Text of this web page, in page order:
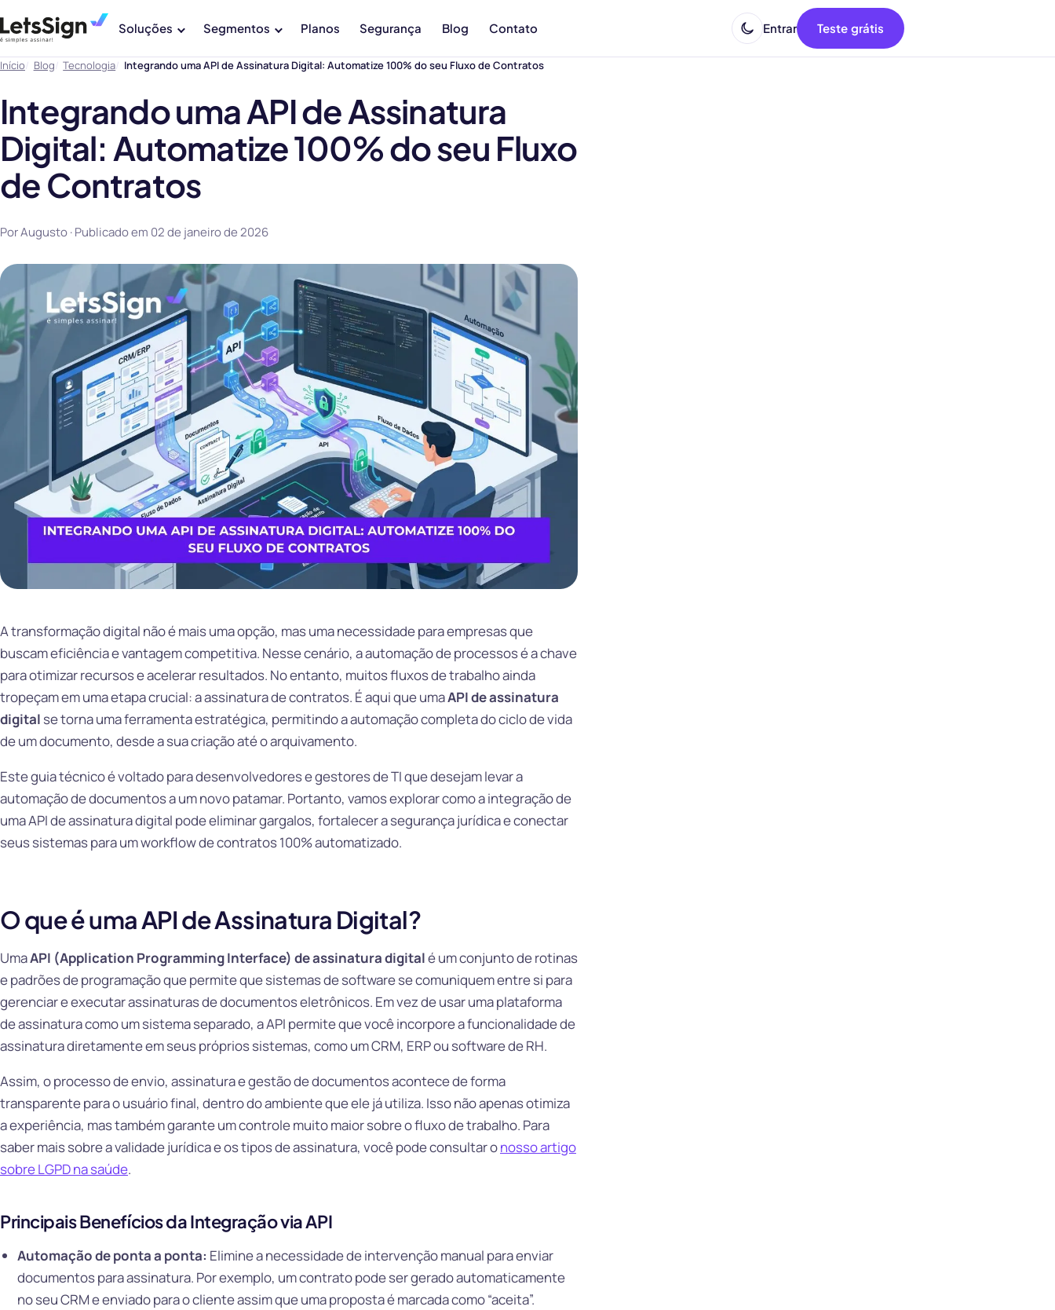
Soluções Segmentos Planos Segurança Blog Contato Entrar Teste grátis
Início Blog Tecnologia Integrando uma API de Assinatura Digital: Automatize 100% do seu Fluxo de Contratos
Integrando uma API de Assinatura
Digital: Automatize 100% do seu Fluxo
de Contratos
Por Augusto · Publicado em 02 de janeiro de 2026
A transformação digital não é mais uma opção, mas uma necessidade para empresas que
buscam eficiência e vantagem competitiva. Nesse cenário, a automação de processos é a chave
para otimizar recursos e acelerar resultados. No entanto, muitos fluxos de trabalho ainda
tropeçam em uma etapa crucial: a assinatura de contratos. É aqui que umaAPI de assinatura
digital se torna uma ferramenta estratégica, permitindo a automação completa do ciclo de vida
de um documento, desde a sua criação até o arquivamento.
Este guia técnico é voltado para desenvolvedores e gestores de TI que desejam levar a
automação de documentos a um novo patamar. Portanto, vamos explorar como a integração de
uma API de assinatura digital pode eliminar gargalos, fortalecer a segurança jurídica e conectar
seus sistemas para um workflow de contratos 100% automatizado.
O que é uma API de Assinatura Digital?
UmaAPI (Application Programming Interface) de assinatura digitalé um conjunto de rotinas
e padrões de programação que permite que sistemas de software se comuniquem entre si para
gerenciar e executar assinaturas de documentos eletrônicos. Em vez de usar uma plataforma
de assinatura como um sistema separado, a API permite que você incorpore a funcionalidade de
assinatura diretamente em seus próprios sistemas, como um CRM, ERP ou software de RH.
Assim, o processo de envio, assinatura e gestão de documentos acontece de forma
transparente para o usuário final, dentro do ambiente que ele já utiliza. Isso não apenas otimiza
a experiência, mas também garante um controle muito maior sobre o fluxo de trabalho. Para
saber mais sobre a validade jurídica e os tipos de assinatura, você pode consultar onosso artigo
sobre LGPD na saúde.
Principais Benefícios da Integração via API
Automação de ponta a ponta: Elimine a necessidade de intervenção manual para enviar
documentos para assinatura. Por exemplo, um contrato pode ser gerado automaticamente
no seu CRM e enviado para o cliente assim que uma proposta é marcada como “aceita”.